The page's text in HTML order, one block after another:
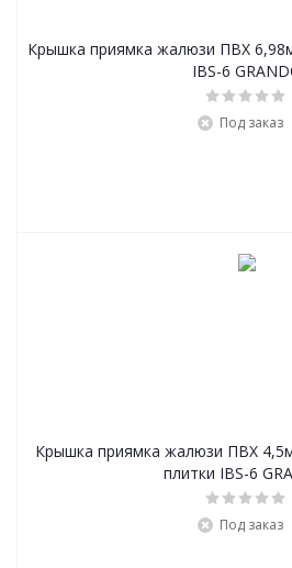
Крышка приямка жалюзи ПВХ 6,98м для нанесения
IBS-6
Под заказ
Крышка приямка жалюзи ПВХ
плитки IBS-6
Под заказ